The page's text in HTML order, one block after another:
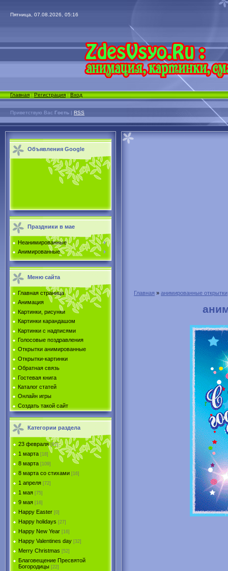
Пятница, 07.08.2026, 05:16
Главная|Регистрация|Вход
Приветствую Вас Гость | RSS
Объявления Google
Праздники в мае
Неанимированные
Анимированные
Меню сайта
Главная страница
Анимация
Картинки, рисунки
Картинки карандашом
Картинки с надписями
Голосовые поздравления
Открытки анимированные
Открытки-картинки
Обратная связь
Гостевая книга
Каталог статей
Онлайн игры
Создать такой сайт
Категории раздела
23 февраля [67]
1 марта [18]
8 марта [109]
8 марта со стихами [16]
1 апреля [72]
1 мая [75]
9 мая [16]
Happy Easter [0]
Happy holidays [27]
Happy New Year [16]
Happy Valentines day [32]
Merry Christmas [52]
Благовещение Пресвятой
Богородицы [22]
Главная » анимированные открытки